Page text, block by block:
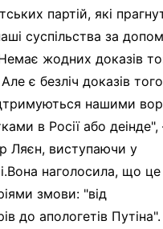
партій, які
суспільства за
Немає жодних доказів
Але є безліч доказів
нашими
в Росії або деінде",
Ляєн, виступаючи у
наголосила, що
змови: "від
до апологетів Путіна".